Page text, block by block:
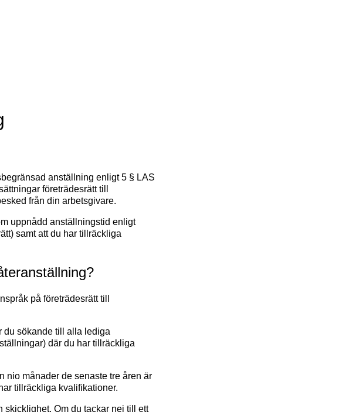
anställning enligt 5 § LAS
företrädesrätt till
från din arbetsgivare.
uppnådd anställningstid enligt
samt att du har tillräckliga
på företrädesrätt till
du sökande till alla lediga
där du har tillräckliga
nio månader de senaste tre åren är
tillräckliga kvalifikationer.
skicklighet. Om du tackar nej till ett